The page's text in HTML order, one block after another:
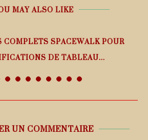
MAY ALSO LIKE
SPACEWALK POUR
DE TABLEAU...
UN COMMENTAIRE